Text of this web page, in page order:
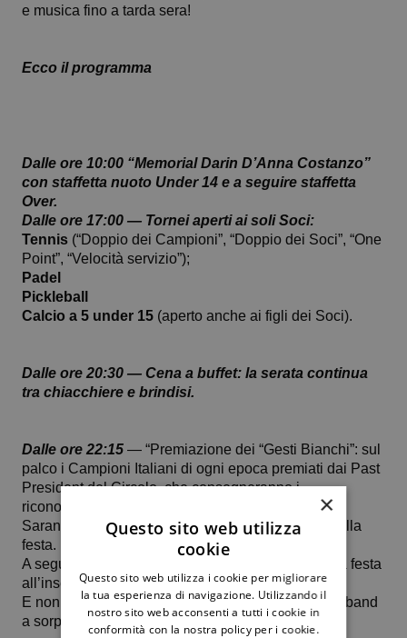
e musica fino a tarda sera!
Ecco il programma
Dalle ore 10:00 “Memorial Darin D’Anna Costanzo”
con staffetta nuoto Under 14 e a seguire staffetta
Over.
Dalle ore 17:00 — Tornei aperti ai soli Soci:
Tennis (“Doppio dei Campioni”, “Doppio dei Soci”, “One
Point”, “Velocità servizio”);
Padel
Pickleball
Calcio a 5 under 15 (aperto anche ai figli dei Soci).
Dalle ore 20:30 — Cena a buffet: la serata continua
tra chiacchiere e brindisi.
Dalle ore 22:15 — “Premiazione dei “Gesti Bianchi”: sul
palco i Campioni Italiani di ogni epoca premiati dai Past
President del Circolo, che consegneranno i
riconoscimenti agli atleti vincenti del loro periodo.
Saranno anche premiati i protagonisti dei tornei della
festa.
A seguire — Musica e discoteca, per concludere la festa
all’insegna del divertimento!
E non finisce qui: nel corso della giornata una live band
a sorpresa
×
Questo sito web utilizza
cookie
Questo sito web utilizza i cookie per migliorare
la tua esperienza di navigazione. Utilizzando il
nostro sito web acconsenti a tutti i cookie in
conformità con la nostra policy per i cookie.